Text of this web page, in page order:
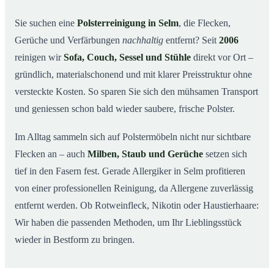
03So arbeiten wir
04Warum Mr. Cleaner in Selm?
05Polsterreinigung in Selm und Umgebung
Verwandte Leistungen (für mehr Sauberkeit im
Verbund)
08Jetzt kostenloses Angebot einholen
09So läuft eine professionelle Polsterreinigung in Selm
Sie suchen eine Polsterreinigung in Selm, die Flecken,
Gerüche und Verfärbungen nachhaltig entfernt? Seit 2006
reinigen wirSofa, Couch, Sessel und Stühle direkt vor Ort –
gründlich, materialschonend und mit klarer Preisstruktur ohne
versteckte Kosten. So sparen Sie sich den mühsamen Transport
und geniessen schon bald wieder saubere, frische Polster.
Im Alltag sammeln sich auf Polstermöbeln nicht nur sichtbare
Flecken an – auch Milben, Staub und Gerüche setzen sich
tief in den Fasern fest. Gerade Allergiker in Selm profitieren
von einer professionellen Reinigung, da Allergene zuverlässig
entfernt werden. Ob Rotweinfleck, Nikotin oder Haustierhaare:
Wir haben die passenden Methoden, um Ihr Lieblingsstück
wieder in Bestform zu bringen.